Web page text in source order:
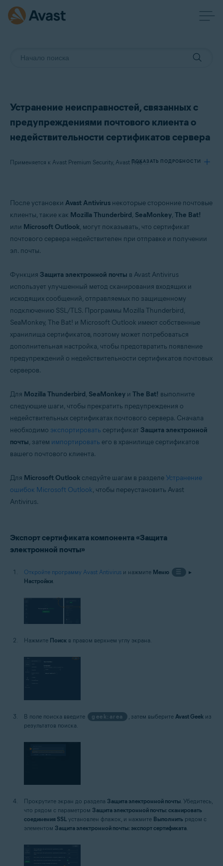
Устранение неисправностей, связанных с
предупреждениями почтового клиента о
недействительности сертификатов сервера
Применяется к Avast Premium Security, Avast Free Antivirus
ПОКАЗАТЬ ПОДРОБНОСТИ
Avast Premium Security
Операционные системы:
После установки Avast Antivirus некоторые сторонние почтовые
клиенты, такие как Mozilla Thunderbird, SeaMonkey, The Bat!
или Microsoft Outlook, могут показывать, что сертификат
почтового сервера недействителен при отправке и получении
эл. почты.
Функция Защита электронной почты в Avast Antivirus
использует улучшенный метод сканирования входящих и
исходящих сообщений, отправляемых по защищенному
подключению SSL/TLS. Программы Mozilla Thunderbird,
SeaMonkey, The Bat! и Microsoft Outlook имеют собственные
хранилища сертификатов, поэтому может потребоваться
дополнительная настройка, чтобы предотвратить появление
предупреждений о недействительности сертификатов почтовых
серверов.
Для Mozilla Thunderbird, SeaMonkey и The Bat! выполните
следующие шаги, чтобы прекратить предупреждения о
недействительных сертификатах почтового сервера. Сначала
необходимо экспортировать сертификат Защита электронной
почты, затем импортировать его в хранилище сертификатов
вашего почтового клиента.
Для Microsoft Outlook следуйте шагам в разделе Устранение
ошибок Microsoft Outlook, чтобы переустановить Avast
Antivirus.
Экспорт сертификата компонента «Защита
электронной почты»
Откройте программу Avast Antivirus и нажмите Меню ☰
▸
Настройки.
Нажмите Поиск в правом верхнем углу экрана.
В поле поиска введите geek:area , затем выберите Avast Geekиз
результатов поиска.
Прокрутите экран до раздела Защита электронной почты . Убедитесь,
что рядом с параметром Защита электронной почты: сканировать
соединения SSL установлен флажок, и нажмите Выполнить рядом с
элементом Защита электронной почты: экспорт сертификата